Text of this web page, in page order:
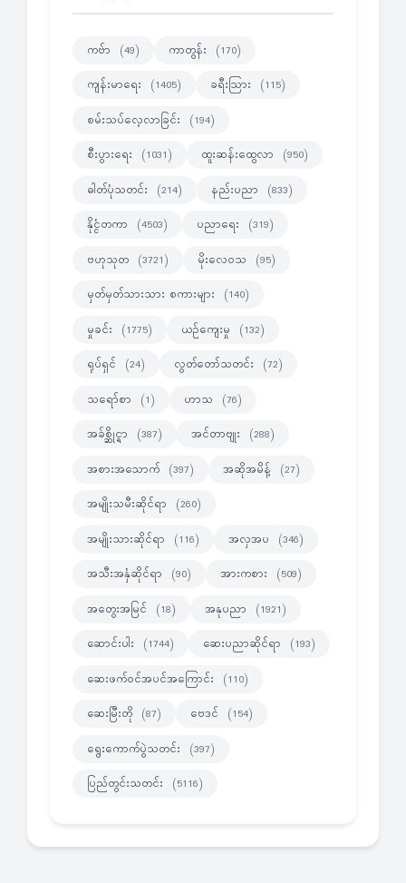
ကဗ်ာ (49) ကာတွန်း (170)
ကျန်းမာရေး (1405) ခရီးသြား (115)
စမ်းသပ်လေ့လာခြင်း (194)
စီးပွားရေး (1031) ထူးဆန်းထွေလာ (950)
ဓါတ်ပုံသတင်း (214) နည်းပညာ (833)
နိုင္ငံတကာ (4503) ပညာရေး (319)
ဗဟုသုတ (3721) မိုးလေဝသ (95)
မှတ်မှတ်သားသား စကားများ (140)
မှုခင်း (1775) ယဉ်ကျေးမှု (132)
ရုပ်ရှင် (24) လွတ်တော်သတင်း (72)
သရော်စာ (1) ဟာသ (76)
အခ်စ္ဆိုင္ရာ (387) အင်တာဗျုး (288)
အစားအသောက် (397) အဆိုအမိန့် (27)
အမျိုးသမီးဆိုင်ရာ (260)
အမျိုးသားဆိုင်ရာ (116) အလှအပ (346)
အသီးအနှံဆိုင်ရာ (90) အားကစား (509)
အတွေးအမြင် (18) အနုပညာ (1921)
ဆောင်းပါး (1744) ဆေးပညာဆိုင်ရာ (193)
ဆေးဖက်ဝင်အပင်အကြောင်း (110)
ဆေးမြီးတို (87) ဗေဒင် (154)
ရွေးကောက်ပွဲသတင်း (397)
ပြည်တွင်းသတင်း (5116)